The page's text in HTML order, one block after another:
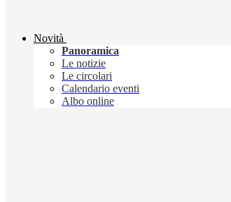
Novità
Panoramica
Le notizie
Le circolari
Calendario eventi
Albo online